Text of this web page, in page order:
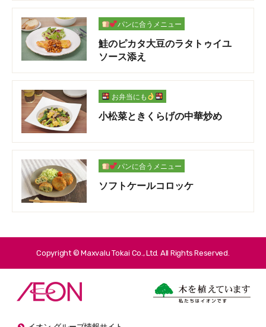
パンに合うメニュー
鮭のピカタ大豆のラタトゥイユ
ソース添え
お弁当にも
小松菜ときくらげの中華炒め
パンに合うメニュー
ソフトケールコロッケ
Copyright © Maxvalu Tokai Co., Ltd. All Rights Reserved.